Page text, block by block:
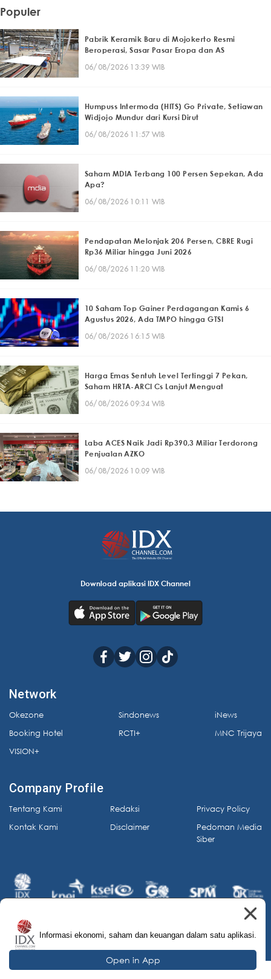
Populer
Pabrik Keramik Baru di Mojokerto Resmi
Beroperasi, Sasar Pasar Eropa dan AS
06/08/2026 13:39 WIB
Humpuss Intermoda (HITS) Go Private, Setiawan
Widjojo Mundur dari Kursi Dirut
06/08/2026 11:57 WIB
Saham MDIA Terbang 100 Persen Sepekan, Ada
Apa?
06/08/2026 10:11 WIB
Pendapatan Melonjak 206 Persen, CBRE Rugi
Rp36 Miliar hingga Juni 2026
06/08/2026 11:20 WIB
10 Saham Top Gainer Perdagangan Kamis 6
Agustus 2026, Ada TMPO hingga GTSI
06/08/2026 16:15 WIB
Harga Emas Sentuh Level Tertinggi 7 Pekan,
Saham HRTA-ARCI Cs Lanjut Menguat
06/08/2026 09:34 WIB
Laba ACES Naik Jadi Rp390,3 Miliar Terdorong
Penjualan AZKO
06/08/2026 10:09 WIB
Download aplikasi IDX Channel
Network
Okezone
Booking Hotel
VISION+
Sindonews
RCTI+
iNews
MNC Trijaya
Company Profile
Tentang Kami
Kontak Kami
Redaksi
Disclaimer
Privacy Policy
Pedoman Media
Siber
© 2026 IDX Channel. All Rights Reserved.
Informasi ekonomi, saham dan keuangan dalam satu aplikasi.
Open in App